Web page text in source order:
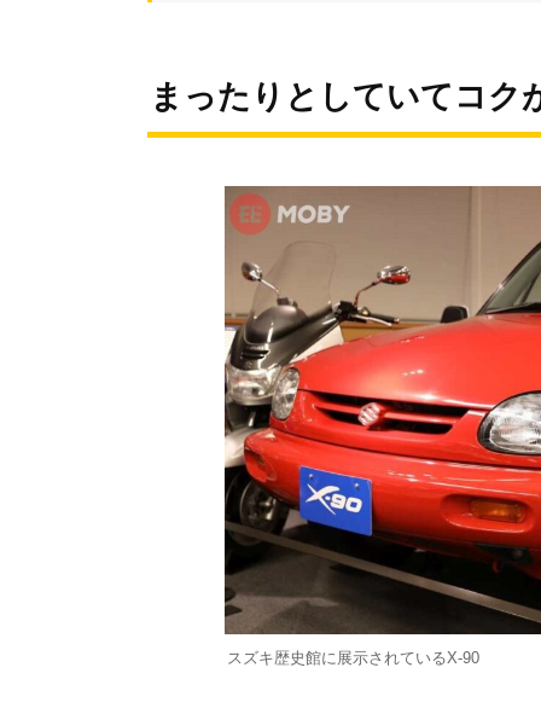
まったりとしていてコ
スズキ歴史館に展示されているX-90